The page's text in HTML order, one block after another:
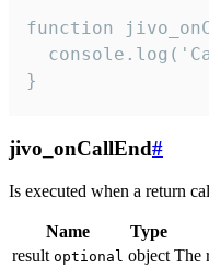
function
}
jivo_onCallEnd#
Is executed when a return
Name Type
result optional object The